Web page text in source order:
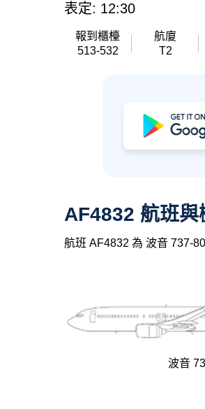
表定: 12:30
報到櫃檯
513-532
航廈
T2
AF4832 航班與
航班 AF4832 為 波音 737-
波音